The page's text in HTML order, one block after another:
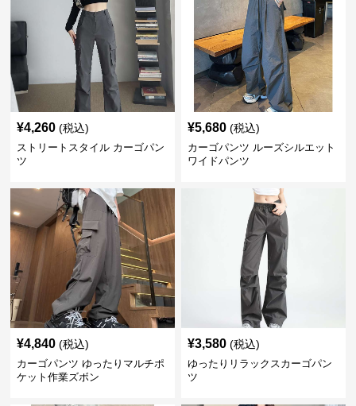
¥4,260 (税込)
ストリートスタイル カーゴパン
ツ
¥5,680 (税込)
カーゴパンツ ルーズシルエット
ワイドパンツ
¥4,840 (税込)
カーゴパンツ ゆったりマルチポ
ケット作業ズボン
¥3,580 (税込)
ゆったりリラックスカーゴパン
ツ